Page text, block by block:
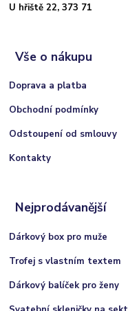
U hřiště 22, 373 71
Vše o nákupu
Doprava a platba
Obchodní podmínky
Odstoupení od smlouvy
Kontakty
Nejprodávanější
Dárkový box pro muže
Trofej s vlastním textem
Dárkový balíček pro ženy